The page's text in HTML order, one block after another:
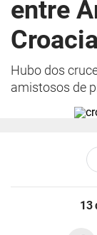
entre
Hubo dos
amistosos de
13